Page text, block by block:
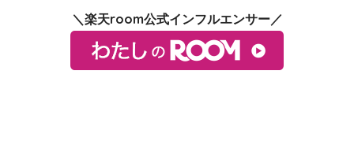
＼楽天room公式インフルエンサー／